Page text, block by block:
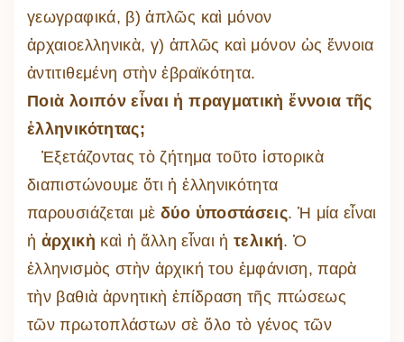
γεωγραφικά, β) ἁπλῶς καὶ μόνον
ἀρχαιοελληνικὰ, γ) ἁπλῶς καὶ μόνον ὡς ἔννοια
ἀντιτιθεμένη στὴν ἑβραϊκότητα.
Ποιὰ λοιπόν εἶναι ἡ πραγματικὴ ἔννοια τῆς
ἑλληνικότητας;
Ἐξετάζοντας τὸ ζήτημα τοῦτο ἱστορικὰ
διαπιστώνουμε ὅτι ἡ ἑλληνικότητα
παρουσιάζεται μὲδύο ὑποστάσεις. Ἡ μία εἶναι
ἡ ἀρχικὴ καὶ ἡ ἄλλη εἶναι ἡ τελική. Ὁ
ἑλληνισμὸς στὴν ἀρχική του ἐμφάνιση, παρὰ
τὴν βαθιὰ ἀρνητικὴ ἐπίδραση τῆς πτώσεως
τῶν πρωτοπλάστων σὲ ὅλο τὸ γένος τῶν